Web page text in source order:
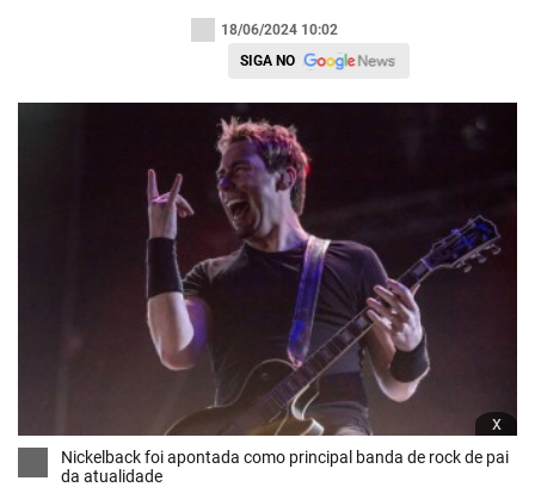
18/06/2024 10:02
SIGA NO
x
Nickelback foi apontada como principal banda de rock de pai
da atualidade